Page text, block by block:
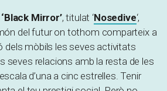
‘Black Mirror’, titulat ‘Nosedive‘,
del futur on tothom comparteix a
dels mòbils les seves activitats
seves relacions amb la resta de les
d’una a cinc estrelles. Tenir